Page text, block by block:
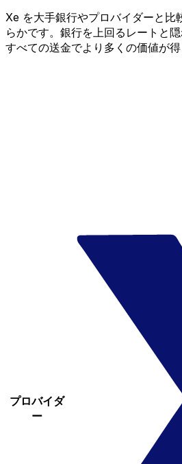
Xe を大手銀行やプロバイダーと比
らかです。銀行を上回るレートと
すべての送金でより多くの価値が得
プロバイダ
ー